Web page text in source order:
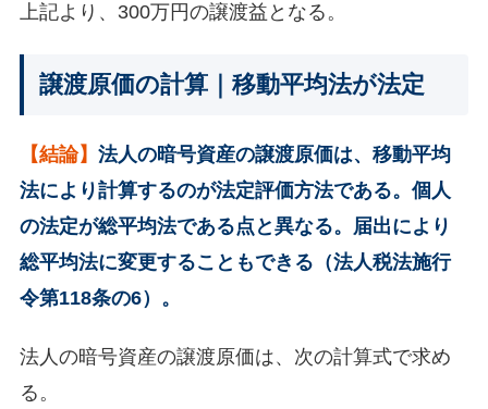
上記より、300万円の譲渡益となる。
譲渡原価の計算｜移動平均法が法定
【結論】 法人の暗号資産の譲渡原価は、移動平均
法により計算するのが法定評価方法である。個人
の法定が総平均法である点と異なる。届出により
総平均法に変更することもできる（法人税法施行
令第118条の6）。
法人の暗号資産の譲渡原価は、次の計算式で求め
る。